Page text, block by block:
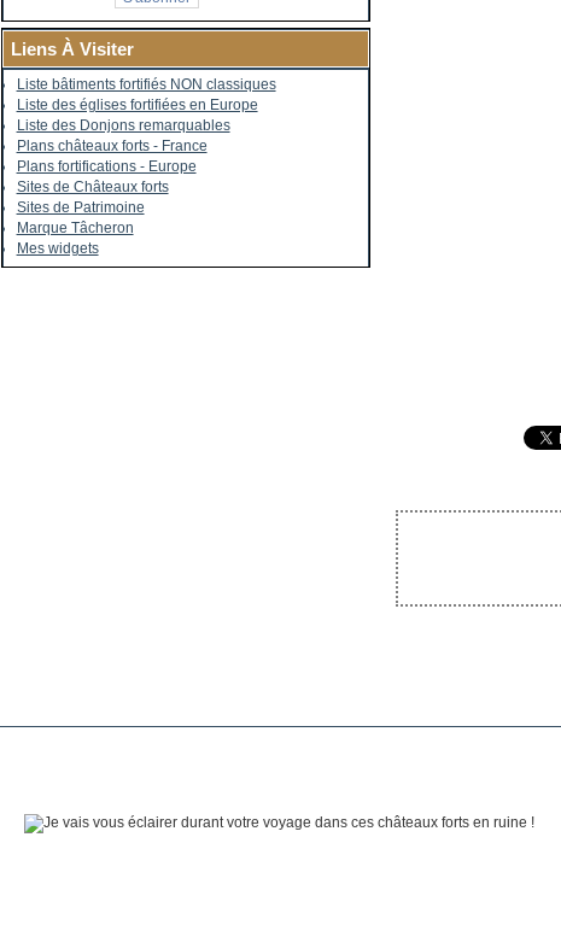
Liens À Visiter
Liste bâtiments fortifiés NON classiques
Liste des églises fortifiées en Europe
Liste des Donjons remarquables
Plans châteaux forts - France
Plans fortifications - Europe
Sites de Châteaux forts
Sites de Patrimoine
Marque Tâcheron
Mes widgets